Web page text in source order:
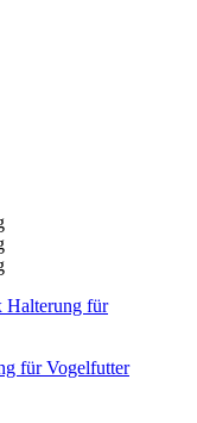
für Vogelfutter